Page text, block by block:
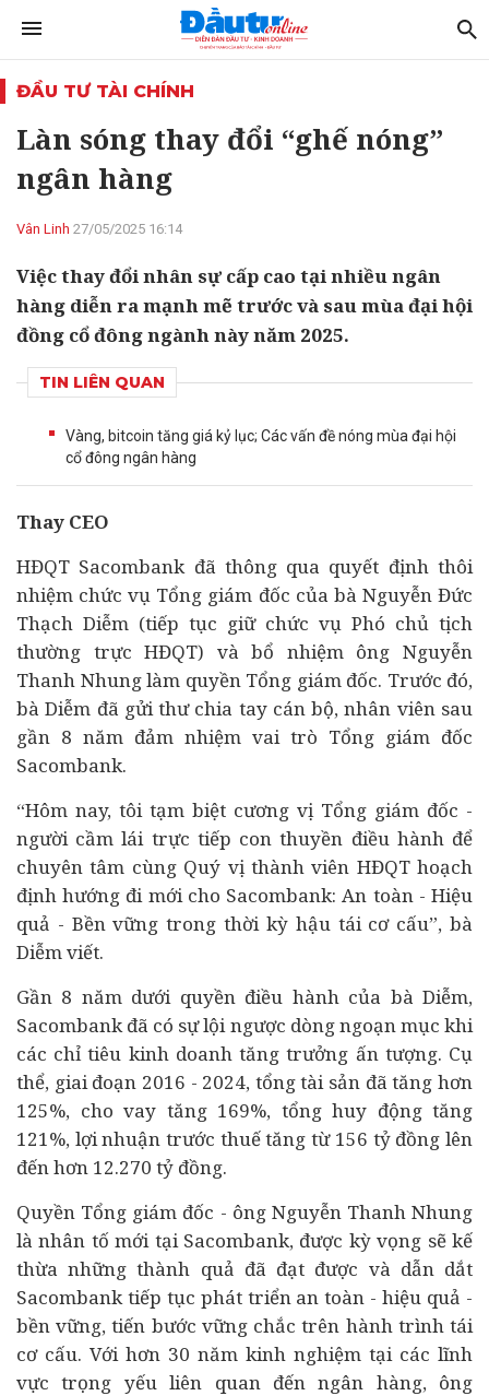
ĐẦU TƯ TÀI CHÍNH
Làn sóng thay đổi “ghế nóng”
ngân hàng
Vân Linh 27/05/2025 16:14
Việc thay đổi nhân sự cấp cao tại nhiều ngân
hàng diễn ra mạnh mẽ trước và sau mùa đại hội
đồng cổ đông ngành này năm 2025.
TIN LIÊN QUAN
Vàng, bitcoin tăng giá kỷ lục; Các vấn đề nóng mùa đại hội
cổ đông ngân hàng
Thay CEO
HĐQT Sacombank đã thông qua quyết định thôi
nhiệm chức vụ Tổng giám đốc của bà Nguyễn Đức
Thạch Diễm (tiếp tục giữ chức vụ Phó chủ tịch
thường trực HĐQT) và bổ nhiệm ông Nguyễn
Thanh Nhung làm quyền Tổng giám đốc. Trước đó,
bà Diễm đã gửi thư chia tay cán bộ, nhân viên sau
gần 8 năm đảm nhiệm vai trò Tổng giám đốc
Sacombank.
“Hôm nay, tôi tạm biệt cương vị Tổng giám đốc -
người cầm lái trực tiếp con thuyền điều hành để
chuyên tâm cùng Quý vị thành viên HĐQT hoạch
định hướng đi mới cho Sacombank: An toàn - Hiệu
quả - Bền vững trong thời kỳ hậu tái cơ cấu”, bà
Diễm viết.
Gần 8 năm dưới quyền điều hành của bà Diễm,
Sacombank đã có sự lội ngược dòng ngoạn mục khi
các chỉ tiêu kinh doanh tăng trưởng ấn tượng. Cụ
thể, giai đoạn 2016 - 2024, tổng tài sản đã tăng hơn
125%, cho vay tăng 169%, tổng huy động tăng
121%, lợi nhuận trước thuế tăng từ 156 tỷ đồng lên
đến hơn 12.270 tỷ đồng.
Quyền Tổng giám đốc - ông Nguyễn Thanh Nhung
là nhân tố mới tại Sacombank, được kỳ vọng sẽ kế
thừa những thành quả đã đạt được và dẫn dắt
Sacombank tiếp tục phát triển an toàn - hiệu quả -
bền vững, tiến bước vững chắc trên hành trình tái
cơ cấu. Với hơn 30 năm kinh nghiệm tại các lĩnh
vực trọng yếu liên quan đếnngân hàng, ông